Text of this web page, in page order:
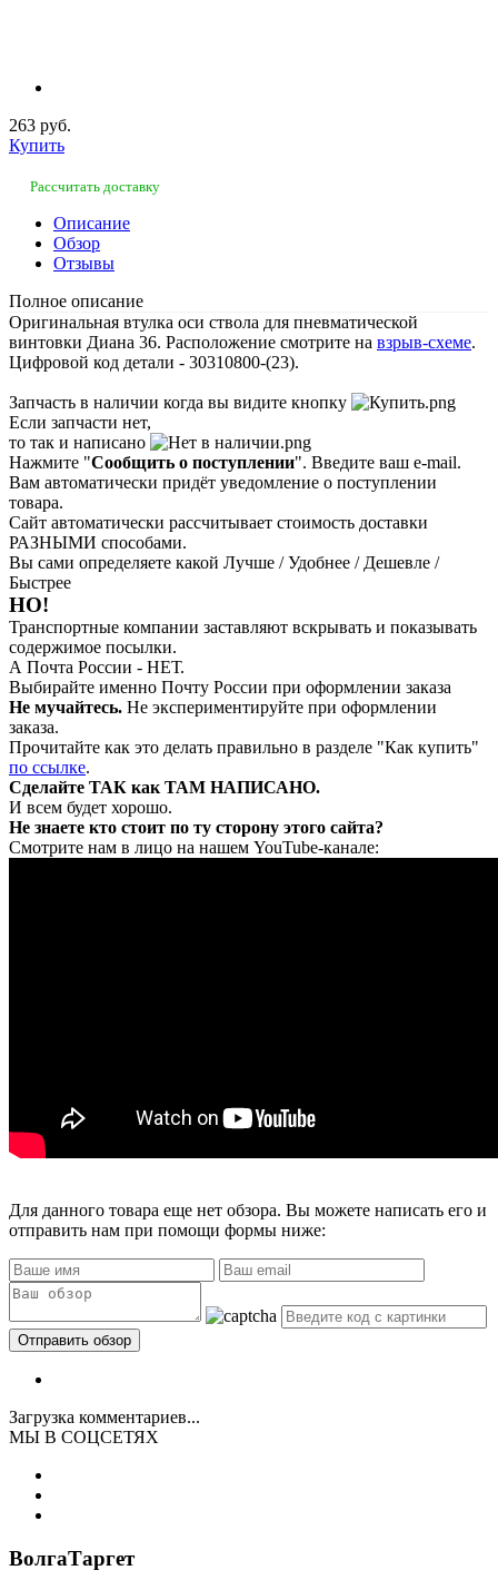
263 руб.
Купить
Рассчитать доставку
Описание
Обзор
Отзывы
Полное описание
Оригинальная втулка оси ствола для пневматической
винтовки Диана 36. Расположение смотрите на взрыв-схеме.
Цифровой код детали - 30310800-(23).
Запчасть в наличии когда вы видите кнопку
Если запчасти нет,
то так и написано
Нажмите "Сообщить о поступлении". Введите ваш e-mail.
Вам автоматически придёт уведомление о поступлении
товара.
Сайт автоматически рассчитывает стоимость доставки
РАЗНЫМИ способами.
Вы сами определяете какой Лучше / Удобнее / Дешевле /
Быстрее
НО!
Транспортные компании заставляют вскрывать и показывать
содержимое посылки.
А Почта России - НЕТ.
Выбирайте именно Почту России при оформлении заказа
Не мучайтесь. Не экспериментируйте при оформлении
заказа.
Прочитайте как это делать правильно в разделе "Как купить"
по ссылке.
Сделайте ТАК как ТАМ НАПИСАНО.
И всем будет хорошо.
Не знаете кто стоит по ту сторону этого сайта?
Смотрите нам в лицо на нашем YouTube-канале:
Для данного товара еще нет обзора. Вы можете написать его и
отправить нам при помощи формы ниже:
Загрузка комментариев...
МЫ В СОЦСЕТЯХ
ВолгаТаргет